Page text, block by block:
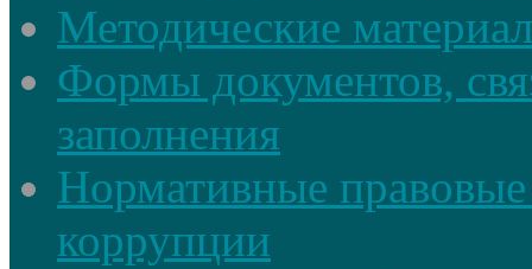
Методические
Формы документов,
заполнения
Нормативные
коррупции